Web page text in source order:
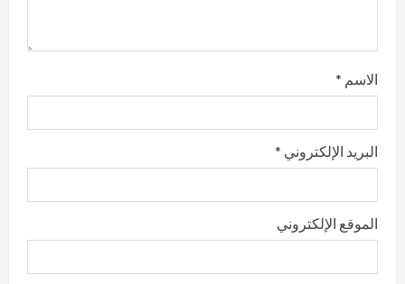
الاسم *
البريد الإلكتروني *
الموقع الإلكتروني